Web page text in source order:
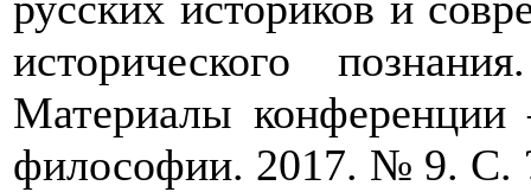
исторического
Материалы конференции
философии. 2017. № 9. С.